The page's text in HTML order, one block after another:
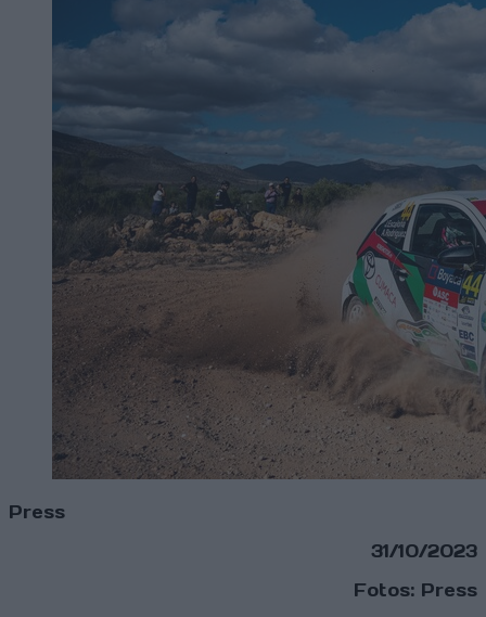
Press
31/10/2023
Fotos: Press